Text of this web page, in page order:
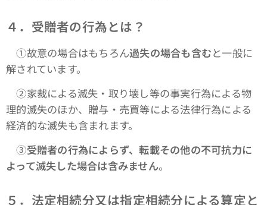
４．受贈者の行為とは？
①故意の場合はもちろん過失の場合も含むと一般に
解されています。
➁家裁による滅失・取り壊し等の事実行為による物
理的滅失のほか、贈与・売買等による法律行為による
経済的な滅失も含まれます。
③受贈者の行為によらず、転載その他の不可抗力に
よって滅失した場合は含みません。
５．法定相続分又は指定相続分による算定と